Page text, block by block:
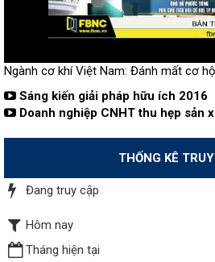
Ngành cơ khí Việt Nam: Đánh mất cơ
Sáng kiến giải pháp hữu ích 2016
Doanh nghiệp CNHT thu hẹp sản
THỐNG KÊ
Đang truy cập
Hôm nay
Tháng hiện tại